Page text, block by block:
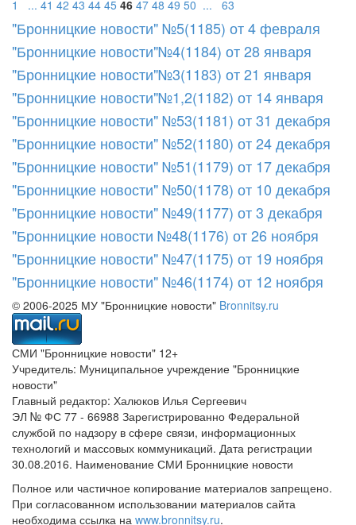
1 ... 41 42 43 44 45 46 47 48 49 50 ... 63
"Бронницкие новости" №5(1185) от 4 февраля
"Бронницкие новости"№4(1184) от 28 января
"Бронницкие новости"№3(1183) от 21 января
"Бронницкие новости"№1,2(1182) от 14 января
"Бронницкие новости" №53(1181) от 31 декабря
"Бронницкие новости" №52(1180) от 24 декабря
"Бронницкие новости" №51(1179) от 17 декабря
"Бронницкие новости" №50(1178) от 10 декабря
"Бронницкие новости" №49(1177) от 3 декабря
"Бронницкие новости №48(1176) от 26 ноября
"Бронницкие новости" №47(1175) от 19 ноября
"Бронницкие новости" №46(1174) от 12 ноября
© 2006-2025 МУ "Бронницкие новости" Bronnitsy.ru
СМИ "Бронницкие новости" 12+
Учредитель: Муниципальное учреждение "Бронницкие
новости"
Главный редактор: Халюков Илья Сергеевич
ЭЛ № ФС 77 - 66988 Зарегистрированно Федеральной
службой по надзору в сфере связи, информационных
технологий и массовых коммуникаций. Дата регистрации
30.08.2016. Наименование СМИ Бронницкие новости
Полное или частичное копирование материалов запрещено.
При согласованном использовании материалов сайта
необходима ссылка на www.bronnitsy.ru.